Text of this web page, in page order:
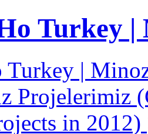
Turkey |
Turkey |
Projelerimiz
in 2012)